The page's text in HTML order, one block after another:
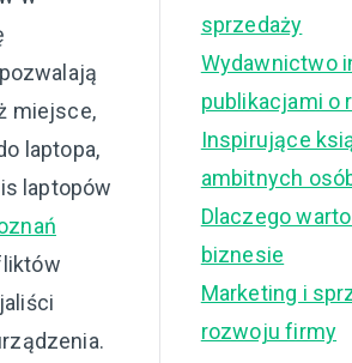
miejsce,
laptopa,
laptopów
sprzedaży
Wydawnictwo
publikacjami o
Inspirujące
ambitnych
Dlaczego
biznesie
Marketing i
rozwoju firmy